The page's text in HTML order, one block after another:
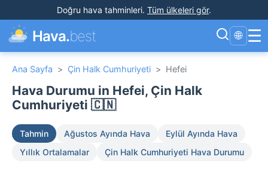
Doğru hava tahminleri. Tüm ülkeleri gör.
Hava.best 🌐 ☰
Ana Sayfa > Çin Halk Cumhuriyeti > Hefei
Hava Durumu in Hefei, Çin Halk
Cumhuriyeti 🇨🇳
Tahmin Ağustos Ayında Hava
Eylül Ayında Hava
Yıllık Ortalamalar
Çin Halk Cumhuriyeti Hava Durumu